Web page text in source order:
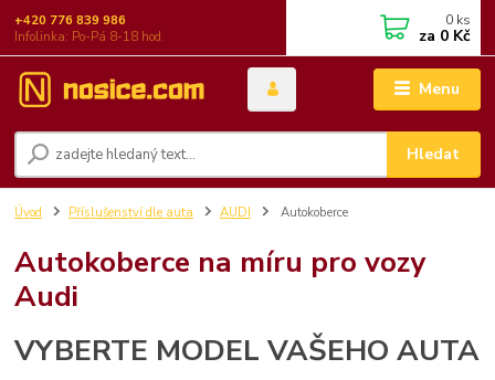
Menu
Hledat
+420 776 839 986
Infolinka: Po-Pá 8-18 hod.
0 ks
za 0 Kč
Úvod Příslušenství dle auta AUDI Autokoberce
Autokoberce na míru pro vozy
Audi
VYBERTE MODEL VAŠEHO AUTA